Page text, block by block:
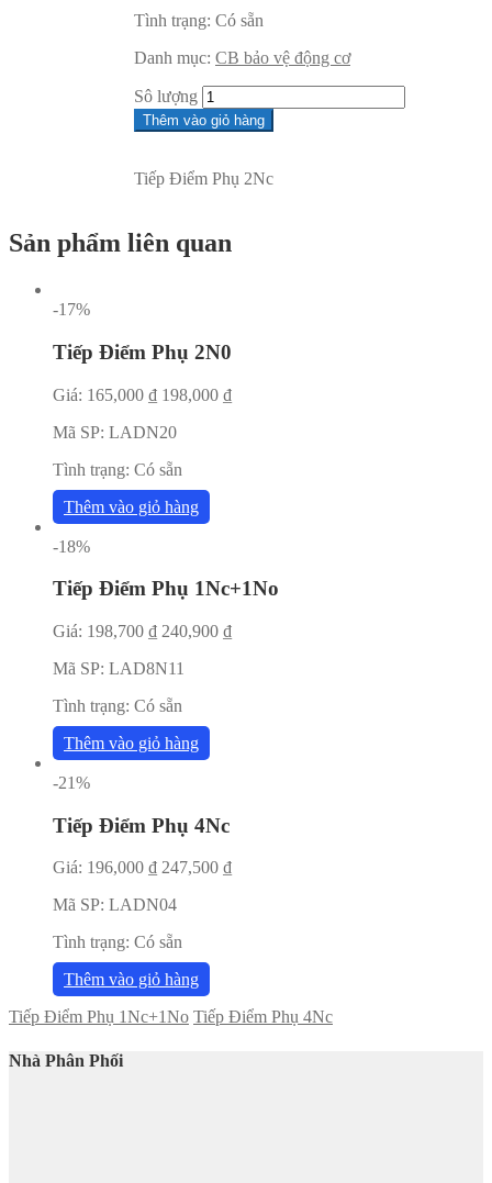
Tình trạng: Có sẵn
Danh mục: CB bảo vệ động cơ
Sô lượng
Thêm vào giỏ hàng
Tiếp Điểm Phụ 2Nc
Sản phẩm liên quan
-17%
Tiếp Điểm Phụ 2N0
Giá: 165,000 ₫ 198,000 ₫
Mã SP: LADN20
Tình trạng: Có sẵn
Thêm vào giỏ hàng
-18%
Tiếp Điểm Phụ 1Nc+1No
Giá: 198,700 ₫ 240,900 ₫
Mã SP: LAD8N11
Tình trạng: Có sẵn
Thêm vào giỏ hàng
-21%
Tiếp Điểm Phụ 4Nc
Giá: 196,000 ₫ 247,500 ₫
Mã SP: LADN04
Tình trạng: Có sẵn
Thêm vào giỏ hàng
Tiếp Điểm Phụ 1Nc+1No Tiếp Điểm Phụ 4Nc
Nhà Phân Phối